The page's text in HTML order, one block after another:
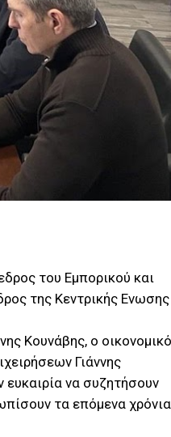
του Εμπορικού και
της Κεντρικής Ενωσης
Κουνάβης, ο
Γιάννης
να συζητήσουν
τα επόμενα χρόνια